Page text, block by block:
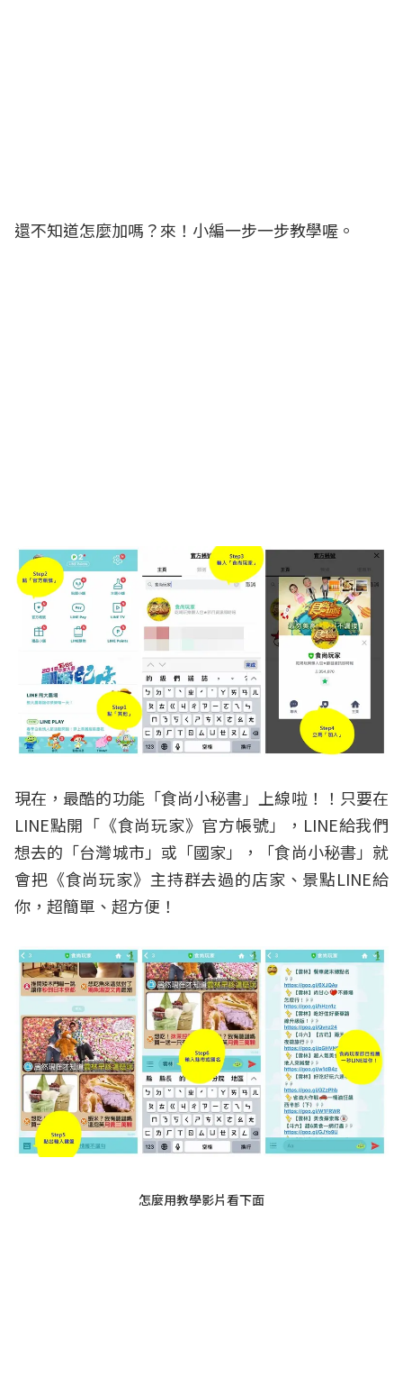
還不知道怎麼加嗎？來！小編一步一步教學喔。
現在，最酷的功能「食尚小秘書」上線啦！！只要在
LINE點開「《食尚玩家》官方帳號」，LINE給我們
想去的「台灣城市」或「國家」，「食尚小秘書」就
會把《食尚玩家》主持群去過的店家、景點LINE給
你，超簡單、超方便！
怎麼用教學影片看下面